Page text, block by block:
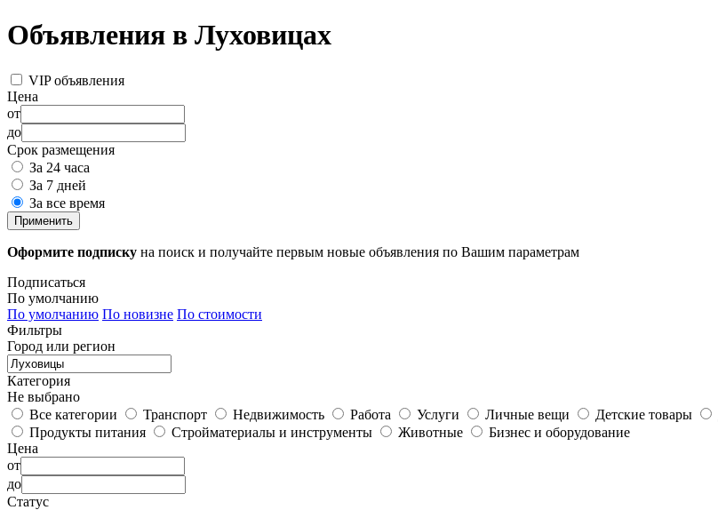
Объявления в Луховицах
VIP объявления
Цена
от
до
Срок размещения
За 24 часа
За 7 дней
За все время
Применить
Оформите подписку на поиск и получайте первым новые объявления по Вашим параметрам
Подписаться
По умолчанию
По умолчанию По новизне По стоимости
Фильтры
Город или регион
Категория
Не выбрано
Все категории
Транспорт Недвижимость Работа Услуги Личные вещи Детские товары
Продукты питания
Стройматериалы и инструменты Животные
Бизнес и оборудование
Цена
от
до
Статус